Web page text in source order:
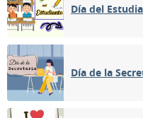
Día del
Día de la